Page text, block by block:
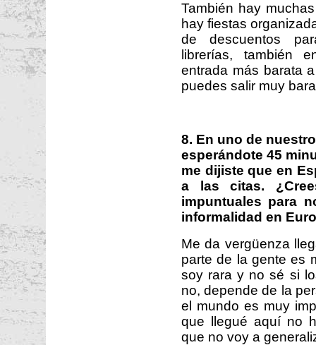
También hay
hay fiestas
de descuentos
librerías, también
entrada más barata
puedes salir muy
8. En uno de
esperándote 45
me dijiste que en
a las citas.
impuntuales para
informalidad en
Me da vergüenza
parte de la gente es
soy rara y no sé si
no, depende de la
el mundo es muy
que llegué aquí no
que no voy a